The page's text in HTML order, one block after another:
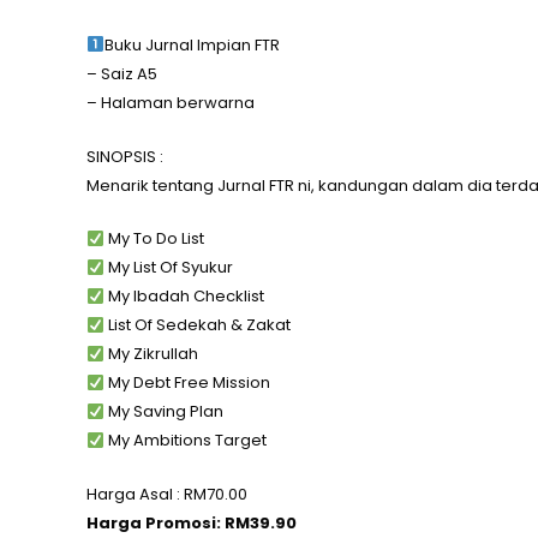
Buku Jurnal Impian FTR
– Saiz A5
– Halaman berwarna
SINOPSIS :
Menarik tentang Jurnal FTR ni, kandungan dalam dia
My To Do List
My List Of Syukur
My Ibadah Checklist
List Of Sedekah & Zakat
My Zikrullah
My Debt Free Mission
My Saving Plan
My Ambitions Target
Harga Asal : RM70.00
Harga Promosi: RM39.90